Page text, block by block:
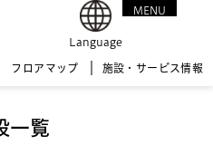
フロア マップ 施設・サービス情報
Language
MENU
一覧